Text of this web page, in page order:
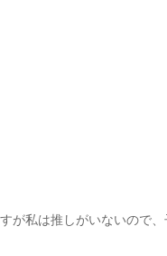
が私は推しがいないので、